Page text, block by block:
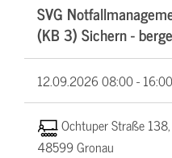
SVG
(KB 3) Sichern -
12.09.202608:00 - 16:00
Ochtuper Straße 138,
48599 Gronau